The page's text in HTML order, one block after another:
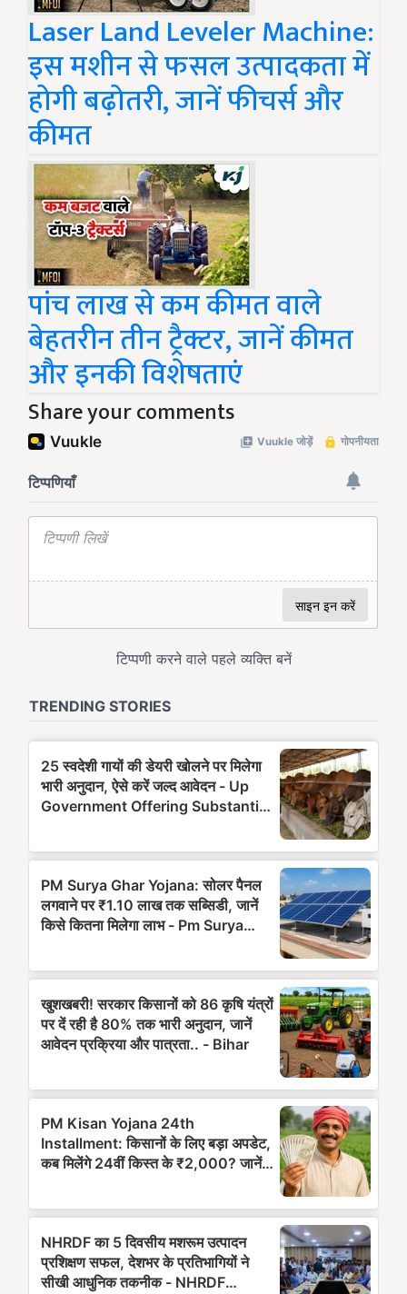
Laser Land Leveler Machine:
इस मशीन से फसल उत्पादकता में
होगी बढ़ोतरी, जानें फीचर्स और
कीमत
पांच लाख से कम कीमत वाले
बेहतरीन तीन ट्रैक्टर, जानें कीमत
और इनकी विशेषताएं
Share your comments